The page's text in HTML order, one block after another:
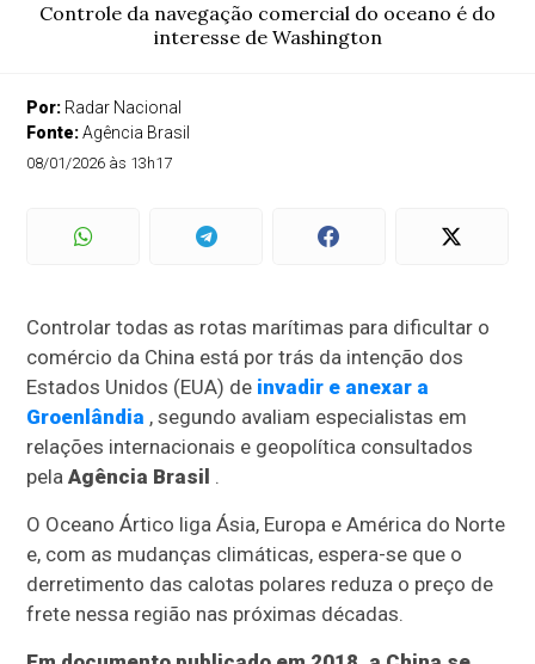
Controle da navegação comercial do oceano é do
interesse de Washington
Por: Radar Nacional
Fonte:Agência Brasil
08/01/2026 às 13h17
Controlar todas as rotas marítimas para dificultar o
comércio da China está por trás da intenção dos
Estados Unidos (EUA) de invadir e anexar a
Groenlândia , segundo avaliam especialistas em
relações internacionais e geopolítica consultados
pelaAgência Brasil .
O Oceano Ártico liga Ásia, Europa e América do Norte
e, com as mudanças climáticas, espera-se que o
derretimento das calotas polares reduza o preço de
frete nessa região nas próximas décadas.